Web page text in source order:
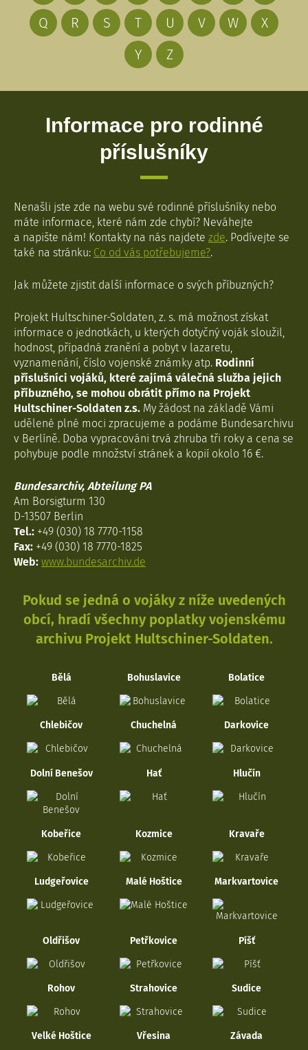
Q
R S T U V W
X
Y
Z
Informace pro rodinné
příslušníky
Nenašli jste zde na webu své rodinné příslušníky nebo
máte informace, které nám zde chybí? Neváhejte
a napište nám! Kontakty na nás najdete zde. Podívejte se
také na stránku: Co od vás potřebujeme?.
Jak můžete zjistit další informace o svých příbuzných?
Projekt Hultschiner-Soldaten, z. s. má možnost získat
informace o jednotkách, u kterých dotyčný voják sloužil,
hodnost, případná zranění a pobyt v lazaretu,
vyznamenání, číslo vojenské známky atp. Rodinní
příslušníci vojáků, které zajímá válečná služba jejich
příbuzného, se mohou obrátit přímo na Projekt
Hultschiner-Soldaten z.s. My žádost na základě Vámi
udělené plné moci zpracujeme a podáme Bundesarchivu
v Berlíně. Doba vypracováni trvá zhruba tři roky a cena se
pohybuje podle množství stránek a kopií okolo 16 €.
Bundesarchiv, Abteilung PA
Am Borsigturm 130
D-13507 Berlin
Tel.: +49 (030) 18 7770-1158
Fax: +49 (030) 18 7770-1825
Web: www.bundesarchiv.de
Pokud se jedná o vojáky z níže uvedených
obcí, hradí všechny poplatky vojenskému
archivu Projekt Hultschiner-Soldaten.
Bělá Bohuslavice Bolatice
Chlebičov Chuchelná Darkovice
Dolní Benešov Hať Hlučín
Kobeřice Kozmice Kravaře
Ludgeřovice Malé Hoštice Markvartovice
Oldřišov Petřkovice Píšť
Rohov Strahovice Sudice
Velké Hoštice Vřesina Závada